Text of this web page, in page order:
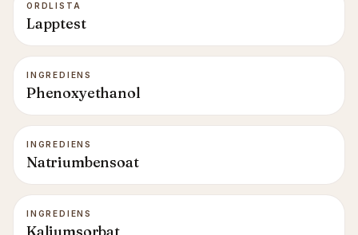
ORDLISTA
Lapptest
INGREDIENS
Phenoxyethanol
INGREDIENS
Natriumbensoat
INGREDIENS